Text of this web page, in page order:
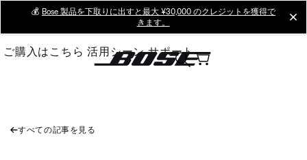
Main
💰 Bose 製品を下取りに出すと最大 ¥30,000 のクレジットを獲得で
きます。
ご購入はこちら 活用シーン サポート
すべての記事を見る